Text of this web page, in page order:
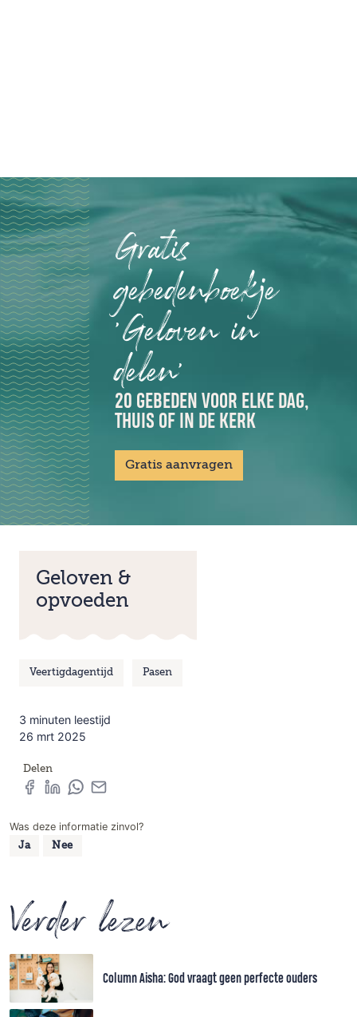
Gratis
gebedenboekje
'Geloven in
delen'
20 GEBEDEN VOOR ELKE DAG,
THUIS OF IN DE KERK
Gratis aanvragen
Geloven &
opvoeden
Veertigdagentijd Pasen
3 minuten leestijd
26 mrt 2025
Delen
Was deze informatie zinvol?
Ja Nee
Verder lezen
Column Aisha: God vraagt geen perfecte ouders